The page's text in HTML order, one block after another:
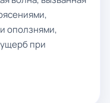
оползнями,
при